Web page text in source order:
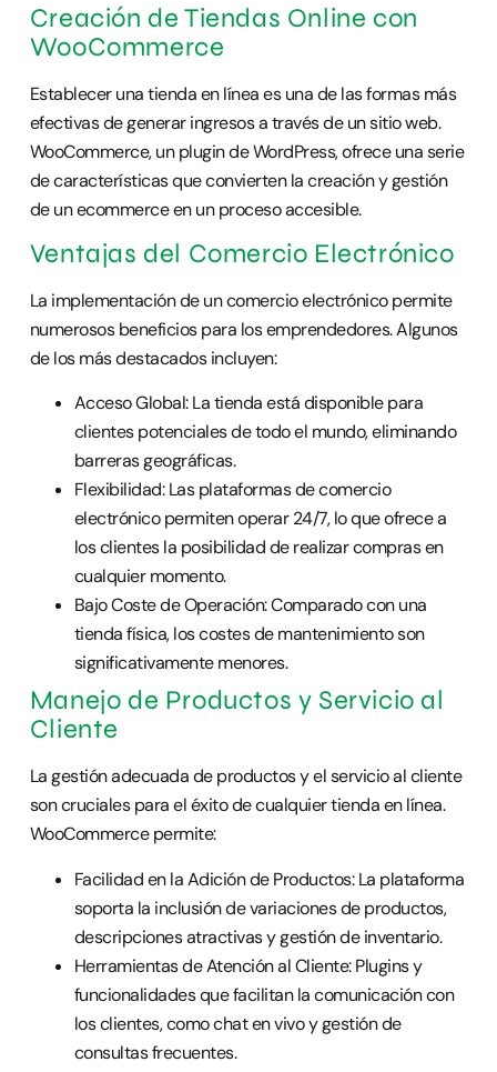
Creación de Tiendas Online con
WooCommerce
Establecer una tienda en línea es una de las formas más
efectivas de generar ingresos a través de un sitio web.
WooCommerce, un plugin de WordPress, ofrece una serie
de características que convierten la creación y gestión
de un ecommerce en un proceso accesible.
Ventajas del Comercio Electrónico
La implementación de un comercio electrónico permite
numerosos beneficios para los emprendedores. Algunos
de los más destacados incluyen:
Acceso Global: La tienda está disponible para
clientes potenciales de todo el mundo, eliminando
barreras geográficas.
Flexibilidad: Las plataformas de comercio
electrónico permiten operar 24/7, lo que ofrece a
los clientes la posibilidad de realizar compras en
cualquier momento.
Bajo Coste de Operación: Comparado con una
tienda física, los costes de mantenimiento son
significativamente menores.
Manejo de Productos y Servicio al
Cliente
La gestión adecuada de productos y el servicio al cliente
son cruciales para el éxito de cualquier tienda en línea.
WooCommerce permite:
Facilidad en la Adición de Productos: La plataforma
soporta la inclusión de variaciones de productos,
descripciones atractivas y gestión de inventario.
Herramientas de Atención al Cliente: Plugins y
funcionalidades que facilitan la comunicación con
los clientes, como chat en vivo y gestión de
consultas frecuentes.